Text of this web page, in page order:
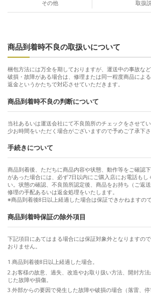
その他 取扱
商品到着時不良の取扱いについて
梱包方法には万全を期しておりますが、運送中の事故な
破損・故障がある場合は、修理または同一程度商品によ
返金というかたちで対応させていただきます。
商品到着時不良の判断について
当社あるいは運送会社にて不良箇所のチェックをさせて
少お時間をいただく場合がございますので予めご了承下さ
手続きについて
商品到着後、ただちに商品内容や状態、動作等をご確認
があった場合には、必ず7日以内にご購入店にお電話もし
い。状態の確認、不良箇所認定後、商品をお持ち（ご返
修理の手配あるいは返金処理をいたします。
※商品到着後8日以上経過した場合は保証できかねますの
商品到着時保証の除外項目
下記項目にあてはまる場合には保証対象外となりますの
おりません。
商品到着後8日以上経過した場合。
お客様の故意、過失、改造やお取り扱い方法、開封方
じた故障や損傷。
外部からの要因で発生した故障や破損の場合（落雷、停